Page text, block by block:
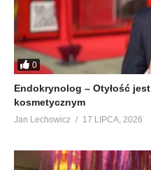
0
Endokrynolog – Otyłość
kosmetycznym
Jan Lechowicz 17 LIPCA, 2026